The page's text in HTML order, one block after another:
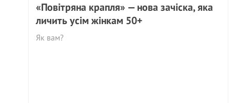
«Повітряна крапля» — нова зачіска, яка
личить усім жінкам 50+
Як вам?